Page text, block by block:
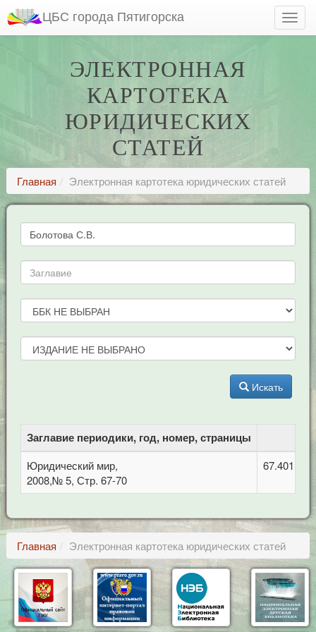
ЦБС города Пятигорска
ЭЛЕКТРОННАЯ
КАРТОТЕКА
ЮРИДИЧЕСКИХ
СТАТЕЙ
Главная Электронная картотека юридических статей
Искать
Заглавие периодики, год, номер, страницы
Юридический мир,
2008,№ 5, Стр. 67-70
Главная Электронная картотека юридических статей